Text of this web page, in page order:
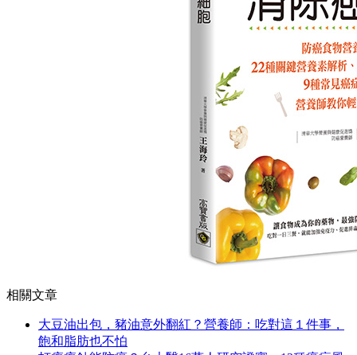
相關文章
大豆油出包，豬油意外翻紅？營養師：吃對這１件事，
飽和脂肪也不怕